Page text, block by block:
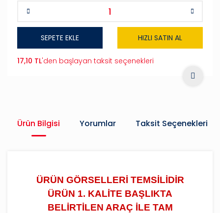
SEPETE EKLE HIZLI SATIN AL
17,10 TL'den başlayan taksit seçenekleri
Ürün Bilgisi Yorumlar Taksit Seçenekleri
ÜRÜN GÖRSELLERİ TEMSİLİDİR
ÜRÜN 1. KALİTE BAŞLIKTA
BELİRTİLEN ARAÇ İLE TAM